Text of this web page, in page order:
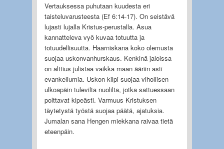
Vertauksessa puhutaan kuudesta eri
taisteluvarusteesta (Ef 6:14-17). On seistävä
lujasti lujalla Kristus-perustalla. Asua
kannatteleva vyö kuvaa totuutta ja
totuudellisuutta. Haarniskana koko olemusta
suojaa uskonvanhurskaus. Kenkinä jaloissa
on alttius julistaa vaikka maan ääriin asti
evankeliumia. Uskon kilpi suojaa vihollisen
ulkoapäin tulevilta nuolilta, jotka sattuessaan
polttavat kipeästi. Varmuus Kristuksen
täytetystä työstä suojaa päätä, ajatuksia.
Jumalan sana Hengen miekkana raivaa tietä
eteenpäin.